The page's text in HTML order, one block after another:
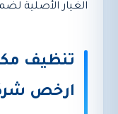
الغيار الأصلية
تنظيف
ارخص